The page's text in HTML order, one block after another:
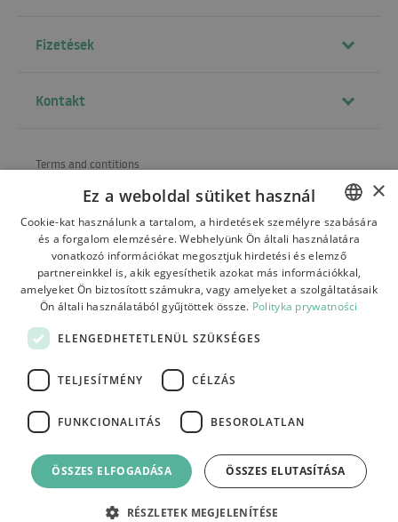
Fizetések
Kontakt
Terms and contitions
Payments
Contact
e-commerce platform by:
POLISH
BULGARIAN
CZECH
ROMANIAN
×
Ez a weboldal sütiket használ
Cookie-kat használunk a tartalom, a hirdetések személyre szabására
és a forgalom elemzésére. Webhelyünk Ön általi használatára
vonatkozó információkat megosztjuk hirdetési és elemző
partnereinkkel is, akik egyesíthetik azokat más információkkal,
amelyeket Ön biztosított számukra, vagy amelyeket a szolgáltatásaik
Ön általi használatából gyűjtöttek össze. Polityka prywatności
ELENGEDHETETLENÜL SZÜKSÉGES
TELJESÍTMÉNY CÉLZÁS
FUNKCIONALITÁS BESOROLATLAN
ÖSSZES ELFOGADÁSA ÖSSZES ELUTASÍTÁSA
RÉSZLETEK MEGJELENÍTÉSE